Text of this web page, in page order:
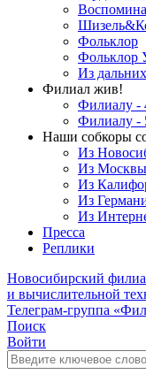
Фольклор
Фольклор
Из
Филиал жив!
Филиалу -
Филиалу -
Наши собкоры
Из
Из Москвы
Из
Из
Из
Пресса
Реплики
Новосибирский
и вычислительной
Телеграм-группа
Поиск
Войти